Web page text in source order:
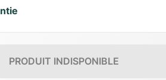
PRODUIT INDISPONIBLE